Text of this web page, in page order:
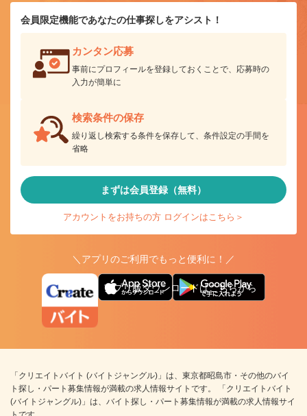
会員限定機能であなたの仕事探しをアシスト！
カンタン応募
事前にプロフィールを登録しておくことで、応募時の
入力が簡単に
検索条件の保存
繰り返し検索する条件を保存して、条件設定の手間を
省略
まずは会員登録（無料）
アカウントをお持ちの方 ログインはこちら＞
＼アプリのご利用でもっと便利に！／
アプリ版ダウンロードはこちらから
「クリエイトバイト (バイトジャングル)」は、東京都昭島市・その他のバイ
ト探し・パート募集情報が満載の求人情報サイトです。 「クリエイトバイト
(バイトジャングル)」は、バイト探し・パート募集情報が満載の求人情報サイ